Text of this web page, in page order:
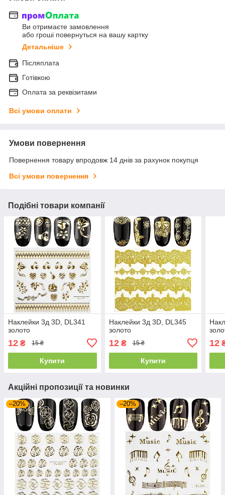
Ви отримаєте замовлення
або гроші повернуться на вашу картку
Детальніше
Післяплата
Готівкою
Оплата за реквізитами
Всі умови оплати
Умови повернення
Повернення товару впродовж 14 днів за рахунок покупця
Всі умови повернення
Подібні товари компанії
Наклейки 3д 3D, DL341
золото
12 ₴ 15 ₴
Купити
Наклейки 3д 3D, DL345
золото
12₴ 15 ₴
Купити
12
Акційні пропозиції та новинки
–20% –20%